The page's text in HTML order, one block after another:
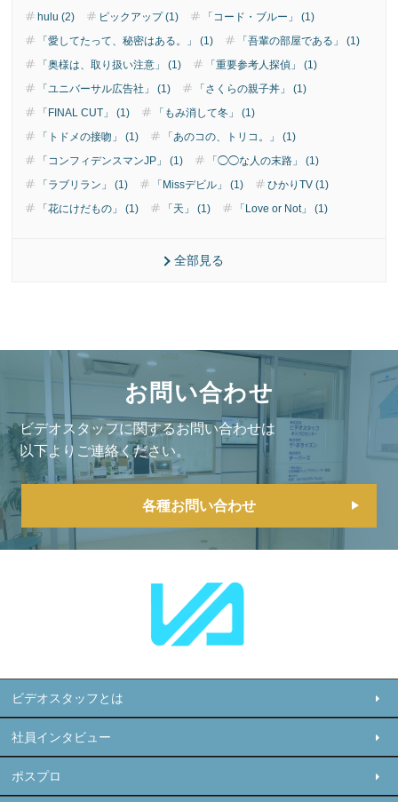
hulu (2)
ピックアップ (1)
「コード・ブルー」 (1)
「愛してたって、秘密はある。」 (1)
「吾輩の部屋である」 (1)
「奥様は、取り扱い注意」 (1)
「重要参考人探偵」 (1)
「ユニバーサル広告社」 (1)
「さくらの親子丼」 (1)
「FINAL CUT」 (1)
「もみ消して冬」 (1)
「トドメの接吻」 (1)
「あのコの、トリコ。」 (1)
「コンフィデンスマンJP」 (1)
「◯◯な人の末路」 (1)
「ラブリラン」 (1)
「Missデビル」 (1)
ひかりTV (1)
「花にけだもの」 (1)
「天」 (1) 「Love or Not」 (1)
全部見る
お問い合わせ
ビデオスタッフに関するお問い合わせは
以下よりご連絡ください。
各種お問い合わせ
ビデオスタッフとは
社員インタビュー
ポスプロ